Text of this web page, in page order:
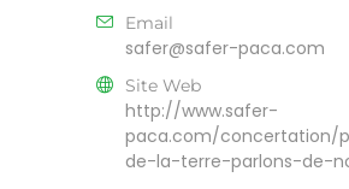
Email
safer@safer-paca.com
Site Web
http://www.safer-
paca.com/concertation/
de-la-terre-parlons-de-